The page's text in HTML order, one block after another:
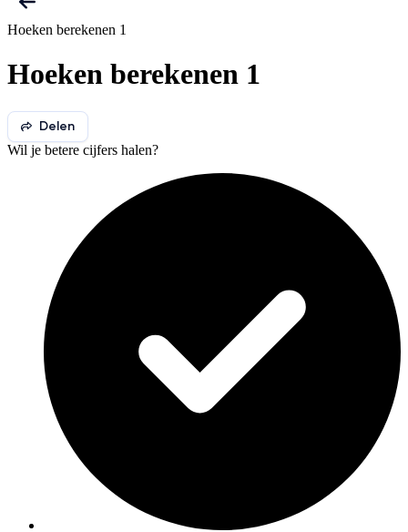
Hoeken berekenen 1
Hoeken berekenen 1
Delen
Wil je betere cijfers halen?